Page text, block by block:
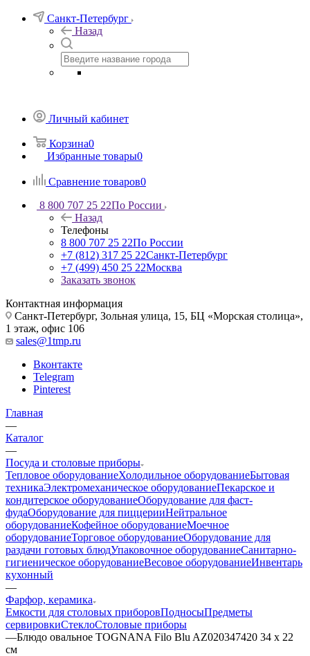
Санкт-Петербург
Назад
Личный кабинет
Корзина0
Избранные товары0
Сравнение товаров0
8 800 707 25 22По России
Назад
Телефоны
8 800 707 25 22По России
+7 (812) 317 25 22Санкт-Петербург
+7 (499) 450 25 22Москва
Заказать звонок
Контактная информация
Санкт-Петербург, Зольная улица, 15, БЦ «Морская столица»,
1 этаж, офис 106
sales@1tmp.ru
Вконтакте
Telegram
Pinterest
Главная
—
Каталог
—
Посуда и столовые приборы
Тепловое оборудованиеХолодильное оборудованиеБытовая
техникаЭлектромеханическое оборудованиеПекарское и
кондитерское оборудованиеОборудование для фаст-
фудаОборудование для пиццерииНейтральное
оборудованиеКофейное оборудованиеМоечное
оборудованиеТорговое оборудованиеОборудование для
раздачи готовых блюдУпаковочное оборудованиеСанитарно-
гигиеническое оборудованиеВесовое оборудованиеИнвентарь
кухонный
—
Фарфор, керамика
Емкости для столовых приборовПодносыПредметы
сервировкиСтеклоСтоловые приборы
—Блюдо овальное TOGNANA Filo Blu AZ020347420 34 х 22
см